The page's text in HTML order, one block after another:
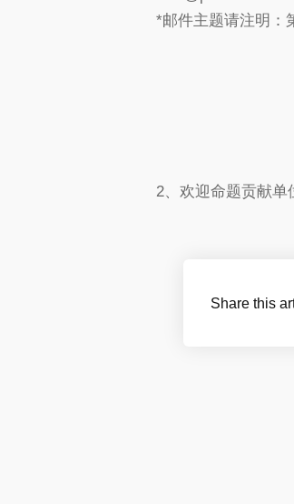
*邮件主题请注明：
2、欢迎命题贡献单
Share this